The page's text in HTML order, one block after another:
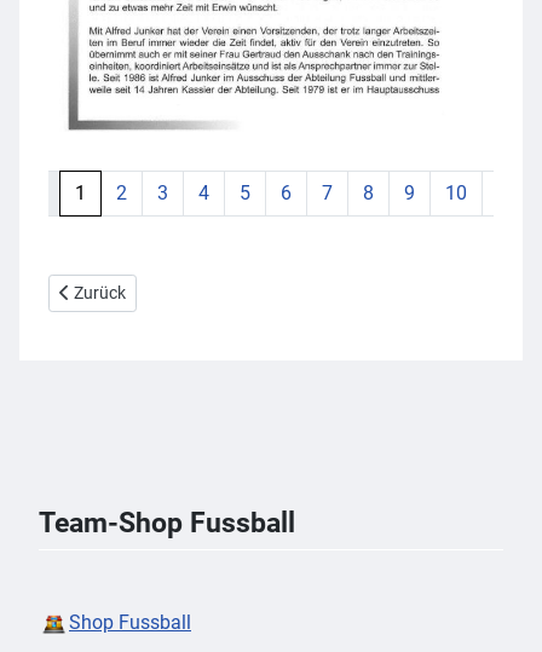
1 2 3 4 5 6 7 8 9 10
Vorheriger Beitrag: Trainingsplan
Zurück
Team-Shop Fussball
Shop Fussball